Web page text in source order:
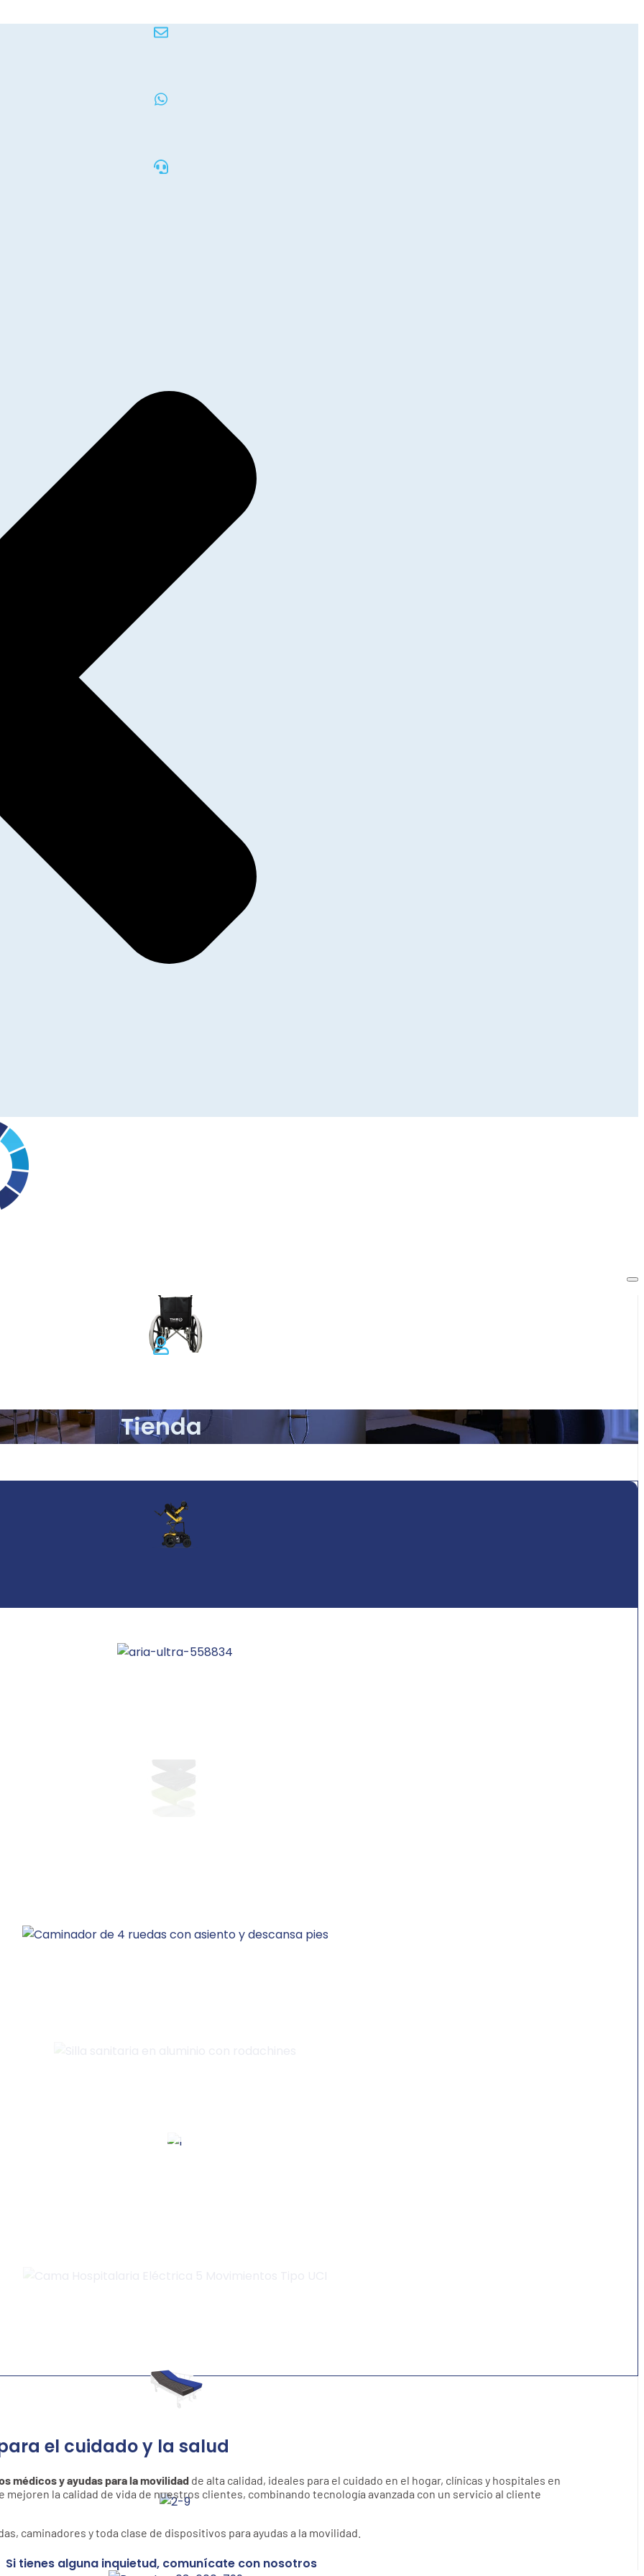
Tienda
el cuidado y la salud
médicos y ayudas para la movilidad de alta calidad, ideales para el cuidado en el hogar, clínicas y hospitales en
la calidad de vida de nuestros clientes, combinando tecnología avanzada con un servicio al cliente
caminadores y toda clase de dispositivos para ayudas a la movilidad.
Si tienes alguna inquietud, comunícate con nosotros